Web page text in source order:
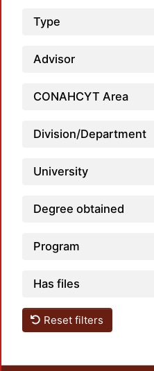
Type
Advisor
CONAHCYT Area
Division/Department
University
Degree obtained
Program
Has files
Reset filters